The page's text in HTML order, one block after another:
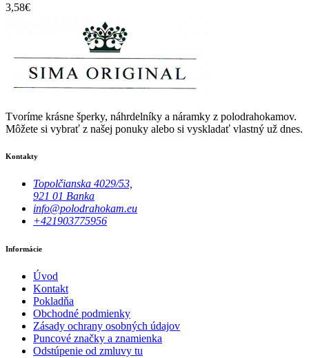
3,58€
Tvoríme krásne šperky, náhrdelníky a náramky z polodrahokamov.
Môžete si vybrať z našej ponuky alebo si vyskladať vlastný už dnes.
Kontakty
Topolčianska 4029/53,
921 01 Banka
info@polodrahokam.eu
+421903775956
Informácie
Úvod
Kontakt
Pokladňa
Obchodné podmienky
Zásady ochrany osobných údajov
Puncové značky a znamienka
Odstúpenie od zmluvy tu